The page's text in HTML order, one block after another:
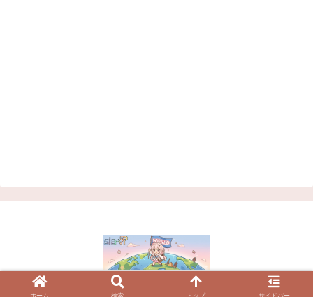
© 2023 VRChatワールド紹介サイト | シアVR.
ホーム 検索 トップ サイドバー